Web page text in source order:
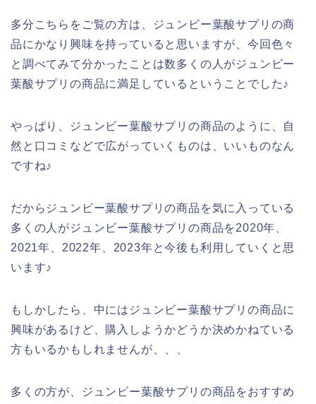
多分こちらをご覧の方は、ジュンビー葉酸サプリの商
品にかなり興味を持っていると思いますが、今回色々
と調べてみて分かったことは数多くの人がジュンビー
葉酸サプリの商品に満足しているということでした♪
やっぱり、ジュンビー葉酸サプリの商品のように、自
然と口コミなどで広がっていくものは、いいものなん
ですね♪
だからジュンビー葉酸サプリの商品を気に入っている
多くの人がジュンビー葉酸サプリの商品を2020年、
2021年、2022年、2023年と今後も利用していくと思
います♪
もしかしたら、中にはジュンビー葉酸サプリの商品に
興味があるけど、購入しようかどうか決めかねている
方もいるかもしれませんが、、、
多くの方が、ジュンビー葉酸サプリの商品をおすすめ